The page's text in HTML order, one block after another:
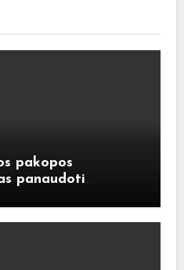
pakopos
panaudoti